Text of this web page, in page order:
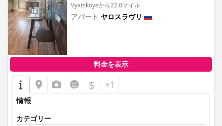
Vyatskoyeから22.0マイル
アパート ヤロスラヴリ
料金を表示
$ +1
情報
カテゴリー